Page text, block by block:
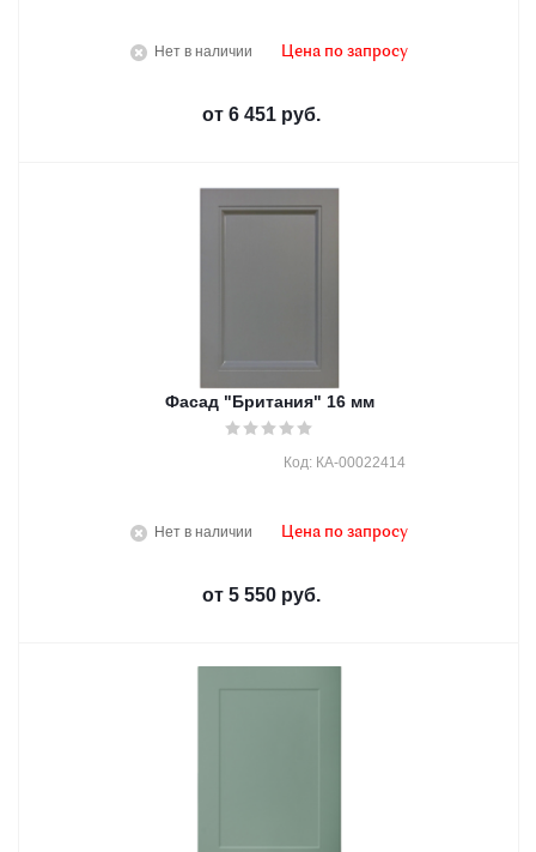
Нет в наличии Цена по запросу
от 6 451 руб.
Фасад "Британия" 16 мм
Нет в наличии
Код: КА-00022414
Цена по запросу
от 5 550 руб.